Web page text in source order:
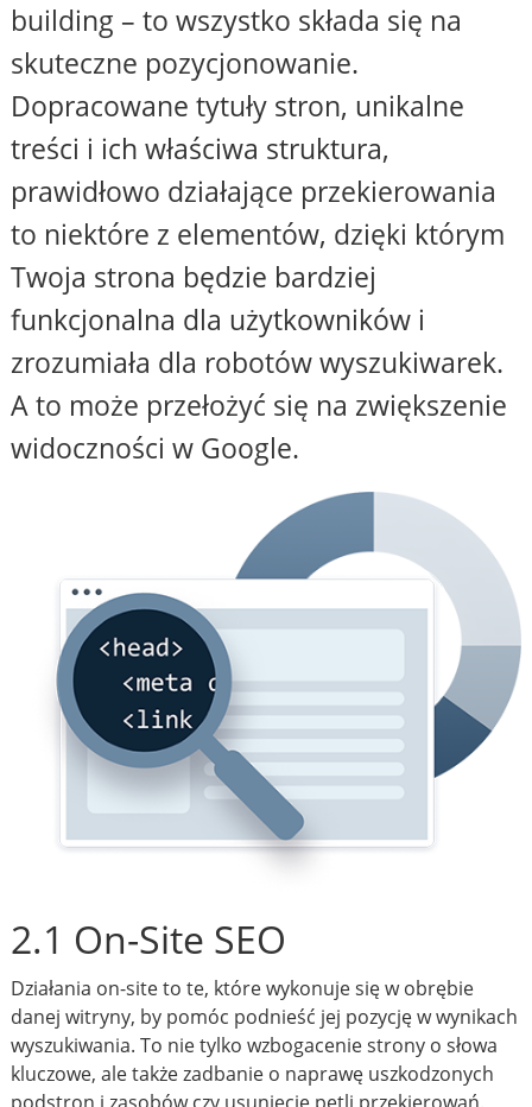
building – to wszystko składa się na
skuteczne pozycjonowanie.
Dopracowane tytuły stron, unikalne
treści i ich właściwa struktura,
prawidłowo działające przekierowania
to niektóre z elementów, dzięki którym
Twoja strona będzie bardziej
funkcjonalna dla użytkowników i
zrozumiała dla robotów wyszukiwarek.
A to może przełożyć się na zwiększenie
widoczności w Google.
2.1 On-Site SEO
Działania on-site to te, które wykonuje się w obrębie
danej witryny, by pomóc podnieść jej pozycję w wynikach
wyszukiwania. To nie tylko wzbogacenie strony o słowa
kluczowe, ale także zadbanie o naprawę uszkodzonych
podstron i zasobów czy usunięcie pętli przekierowań.